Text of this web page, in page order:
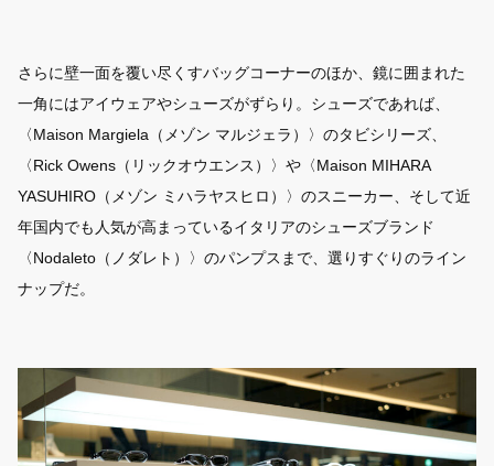
さらに壁一面を覆い尽くすバッグコーナーのほか、鏡に囲まれた
一角にはアイウェアやシューズがずらり。シューズであれば、
〈Maison Margiela（メゾン マルジェラ）〉のタビシリーズ、
〈Rick Owens（リックオウエンス）〉や〈Maison MIHARA
YASUHIRO（メゾン ミハラヤスヒロ）〉のスニーカー、そして近
年国内でも人気が高まっているイタリアのシューズブランド
〈Nodaleto（ノダレト）〉のパンプスまで、選りすぐりのライン
ナップだ。